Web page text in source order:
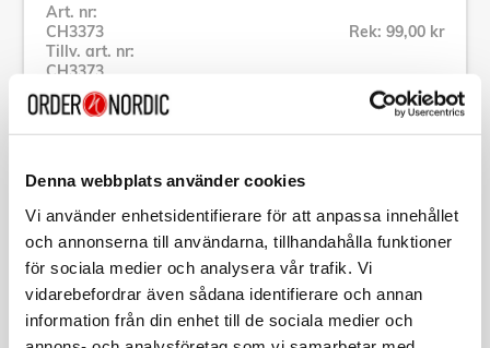
Denna webbplats använder cookies
Vi använder enhetsidentifierare för att anpassa innehållet
och annonserna till användarna, tillhandahålla funktioner
för sociala medier och analysera vår trafik. Vi
vidarebefordrar även sådana identifierare och annan
information från din enhet till de sociala medier och
Art. nr:
CH3373
Tillv. art. nr:
CH3373
Rek: 99,00 kr
Se alla produkter inom Champion
Specifikation
Beskrivning
Art. nr:CH3373